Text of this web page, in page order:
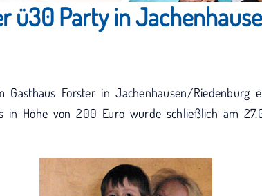
ü30 Party in
Forster in Jachenhausen/Riedenburg
in Höhe von 200 Euro wurde schließlich am